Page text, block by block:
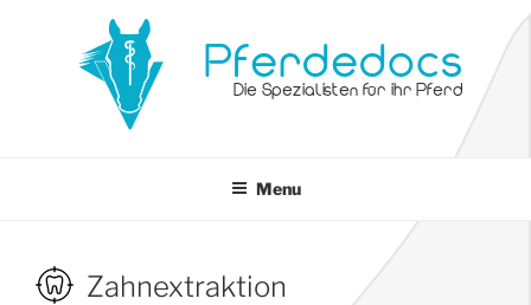
Pferdedocs
Die Spezialisten für ihr Pferd
Menu
Zahnextraktion